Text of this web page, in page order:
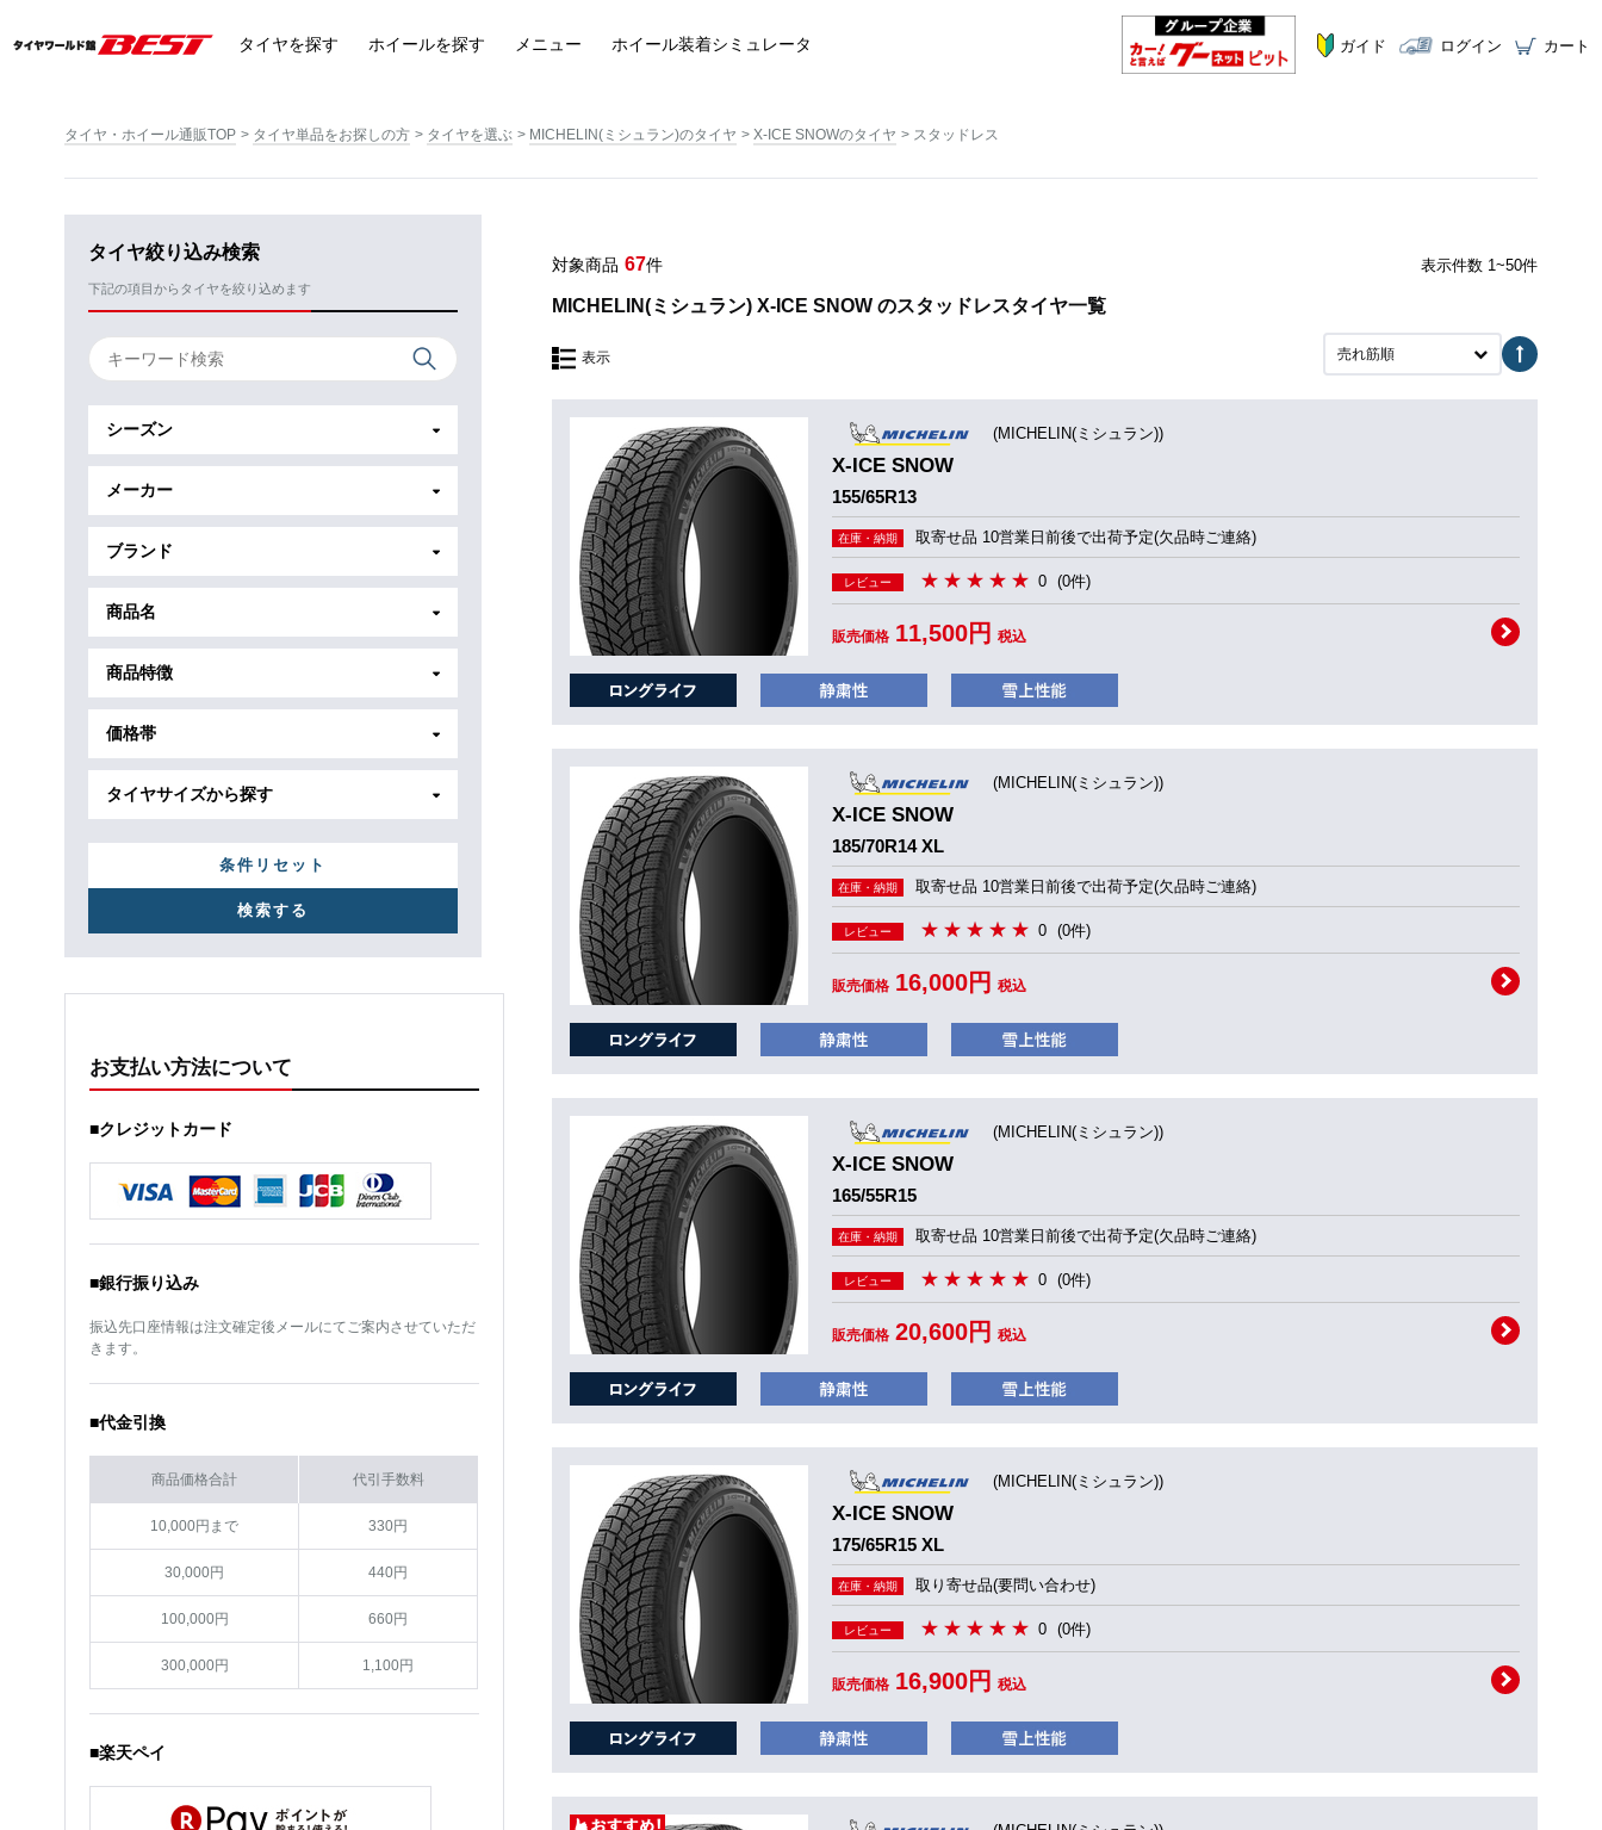
タイヤを探す ホイールを探す メニュー ホイール装着シミュレータ ガイド ログイン カート
タイヤ・ホイール通販TOP タイヤ単品をお探しの方 タイヤを選ぶ MICHELIN(ミシュラン)のタイヤ X-ICE SNOWのタイヤ スタッドレス
タイヤ絞り込み検索
下記の項目からタイヤを絞り込めます
シーズン
メーカー
ブランド
商品名
商品特徴
価格帯
タイヤサイズから探す
条件リセット
お支払い方法について
■クレジットカード
■銀行振り込み
振込先口座情報は注文確定後メールにてご案内させていただ
きます。
■代金引換
商品価格合計 代引手数料
10,000円まで 330円
30,000円 440円
100,000円 660円
300,000円 1,100円
■楽天ペイ
対象商品 67件 表示件数 1~50件
MICHELIN(ミシュラン) X-ICE SNOW のスタッドレスタイヤ一覧
表示 売れ筋順
(MICHELIN(ミシュラン))
X-ICE SNOW
155/65R13
在庫・納期 取寄せ品 10営業日前後で出荷予定(欠品時ご連絡)
レビュー 0 (0件)
販売価格 11,500円 税込
(MICHELIN(ミシュラン))
X-ICE SNOW
185/70R14 XL
在庫・納期 取寄せ品 10営業日前後で出荷予定(欠品時ご連絡)
レビュー 0 (0件)
販売価格 16,000円 税込
(MICHELIN(ミシュラン))
X-ICE SNOW
165/55R15
在庫・納期 取寄せ品 10営業日前後で出荷予定(欠品時ご連絡)
レビュー 0 (0件)
販売価格 20,600円 税込
(MICHELIN(ミシュラン))
X-ICE SNOW
175/65R15 XL
在庫・納期 取り寄せ品(要問い合わせ)
レビュー 0 (0件)
販売価格 16,900円 税込